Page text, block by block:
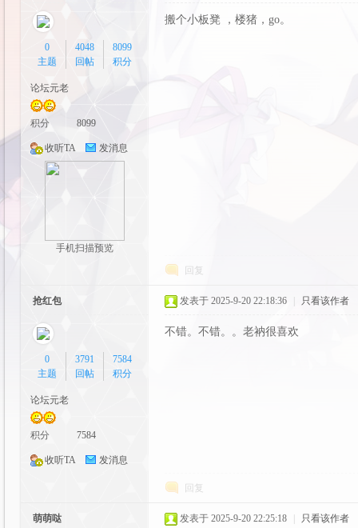
pal
社
0
主题
4048
回帖
8099
积分
论坛元老
积分 8099
收听TA 发消息
手机扫描预览
搬个小板凳 ，楼猪，go。
回复
抢红包
0
主题
3791
回帖
7584
积分
论坛元老
积分 7584
收听TA 发消息
发表于 2025-9-20 22:18:36 只看该作者
不错。不错。。老衲很喜欢
回复
萌萌哒 发表于 2025-9-20 22:25:18 只看该作者